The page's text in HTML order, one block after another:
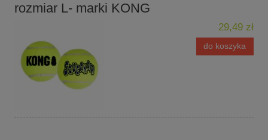
rozmiar L- marki KONG
29,49 zł
do koszyka